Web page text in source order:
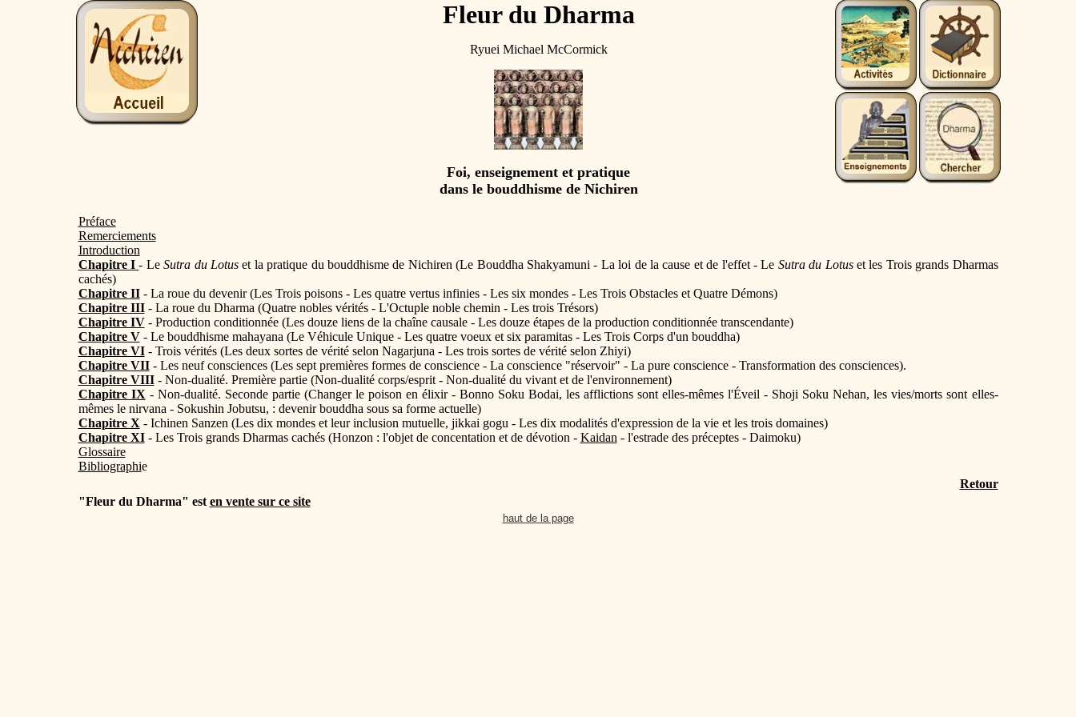
Fleur du Dharma
Ryuei Michael McCormick
Foi, enseignement et pratique
dans le bouddhisme de Nichiren
Préface
Remerciements
Introduction
Chapitre I - LeSutra du Lotuset la pratique du bouddhisme de Nichiren (Le Bouddha Shakyamuni - La loi de la cause et de l'effet - Le Sutra du Lotuset les Trois grands Dharmas
cachés)
Chapitre II- La roue du devenir (Les Trois poisons - Les quatre vertus infinies - Les six mondes - Les Trois Obstacles et Quatre Démons)
Chapitre III- La roue du Dharma (Quatre nobles vérités - L'Octuple noble chemin - Les trois Trésors)
Chapitre IV- Production conditionnée (Les douze liens de la chaîne causale - Les douze étapes de la production conditionnée transcendante)
Chapitre V- Le bouddhisme mahayana (Le Véhicule Unique - Les quatre voeux et six paramitas - Les Trois Corps d'un bouddha)
Chapitre VI- Trois vérités (Les deux sortes de vérité selon Nagarjuna - Les trois sortes de vérité selon Zhiyi)
Chapitre VII- Les neuf consciences (Les sept premières formes de conscience - La conscience "réservoir" - La pure conscience - Transformation des consciences).
Chapitre VIII- Non-dualité. Première partie (Non-dualité corps/esprit - Non-dualité du vivant et de l'environnement)
Chapitre IX - Non-dualité. Seconde partie (Changer le poison en élixir - Bonno Soku Bodai, les afflictions sont elles-mêmes l'Éveil - Shoji Soku Nehan, les vies/morts sont elles-
mêmes le nirvana - Sokushin Jobutsu, : devenir bouddha sous sa forme actuelle)
Chapitre X - Ichinen Sanzen (Les dix mondes et leur inclusion mutuelle, jikkai gogu - Les dix modalités d'expression de la vie et les trois domaines)
Chapitre XI- Les Trois grands Dharmas cachés (Honzon : l'objet de concentation et de dévotion - Kaidan - l'estrade des préceptes - Daimoku)
Glossaire
Bibliographie
Retour
"Fleur du Dharma" est en vente sur ce site
haut de la page